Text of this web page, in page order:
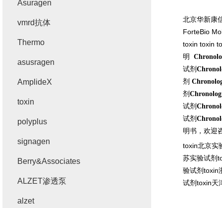
北京华新康
ForteBio
toxin toxin
明
试剂
剂
剂 Chronolog
试剂
试剂
明书，欢迎
toxin北京实
苏实验试剂
验试剂toxin
试剂toxin天
Asuragen
vmrd抗体
Thermo
asusragen
AmplideX
toxin
polyplus
signagen
Berry&Associates
ALZET渗透泵
alzet